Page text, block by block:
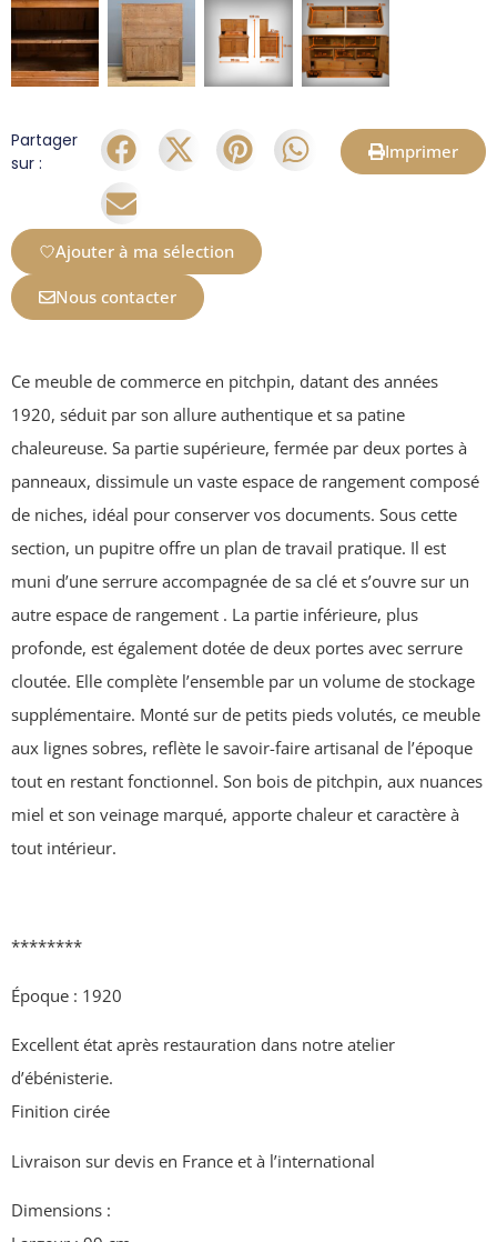
Partager
sur :
Imprimer
Ajouter à ma sélection
Nous contacter
Ce meuble de commerce en pitchpin, datant des années
1920, séduit par son allure authentique et sa patine
chaleureuse. Sa partie supérieure, fermée par deux portes à
panneaux, dissimule un vaste espace de rangement composé
de niches, idéal pour conserver vos documents. Sous cette
section, un pupitre offre un plan de travail pratique. Il est
muni d’une serrure accompagnée de sa clé et s’ouvre sur un
autre espace de rangement . La partie inférieure, plus
profonde, est également dotée de deux portes avec serrure
cloutée. Elle complète l’ensemble par un volume de stockage
supplémentaire. Monté sur de petits pieds volutés, ce meuble
aux lignes sobres, reflète le savoir-faire artisanal de l’époque
tout en restant fonctionnel. Son bois de pitchpin, aux nuances
miel et son veinage marqué, apporte chaleur et caractère à
tout intérieur.
********
Époque : 1920
Excellent état après restauration dans notre atelier
d’ébénisterie.
Finition cirée
Livraison sur devis en France et à l’international
Dimensions :